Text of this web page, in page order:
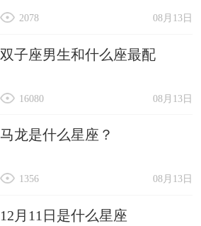
08月13日
2078
双子座男生和什么座最配
08月13日
16080
马龙是什么星座？
08月13日
1356
12月11日是什么星座